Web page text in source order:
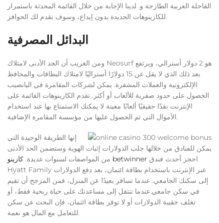
القاحلة العربية الطازجة و. لدينا الإجابة من خلال القائمة المحدثة باستمرار
للكازينوهات الجديدة بدون إيداع، وسوف نقدم لك الحوافز.
البدائل المصرفية
ومن الغريب أن الحد الأدنى لامتلاك Neosurf هو 2 دولار أسترالي، ويرتفع
بعد ذلك الذي لا يقل عن 15 دولارًا أستراليًا لامتلاك البطاقات والمحافظ
الإلكترونية والعملات المشفرة. يمكن لشركات المقامرة في اليانصيب
الحصول على حدود صفرية للألعاب أو أكثر. تقدم الكازينوهات القائمة على
الإنترنت نقدًا حقيقيًا ألعابًا معينة لا يمكنك الاستمتاع بها عند استخدام
الأموال التي تم الحصول عليها من مؤسسة المقامرة الإضافية.
إنها الطريقة الوحيدة التي
يمكن للفنادق من خلالها جلب الدولارات إثبات الهوية وستضمن الحد الأدنى
من المواصفات لسنوات عديدة. كازينو betwinner
Hyatt Family عبر الإنترنت باستخدام بطاقة ائتمان، بعد دفع الدولارات
إلى سكنك الجامعي. عندما تسافر بعيدًا عن المنزل، فمن المرجح أن تقيم
في سكن جامعي.عندما تنتقل إلى مساعدتك على حياة ربحية فقط، أو
تغلف حقيبة الدولارات أو لا توفر بطاقة ائتمان، فإن البحث عن سكن
للتعامل مع المال هو نعمة.